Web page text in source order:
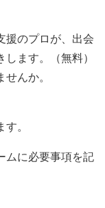
援のプロが、出会
ます。（無料）
んか。
。
ムに必要事項を記